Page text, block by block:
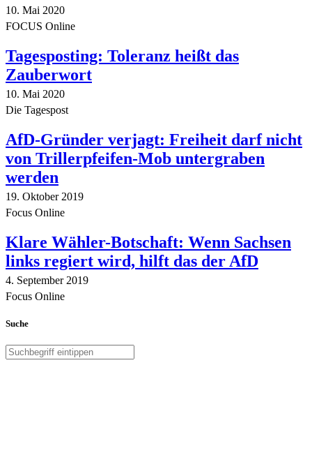
10. Mai 2020
FOCUS Online
Tagesposting: Toleranz heißt das
Zauberwort
10. Mai 2020
Die Tagespost
AfD-Gründer verjagt: Freiheit darf nicht
von Trillerpfeifen-Mob untergraben
werden
19. Oktober 2019
Focus Online
Klare Wähler-Botschaft: Wenn Sachsen
links regiert wird, hilft das der AfD
4. September 2019
Focus Online
Suche